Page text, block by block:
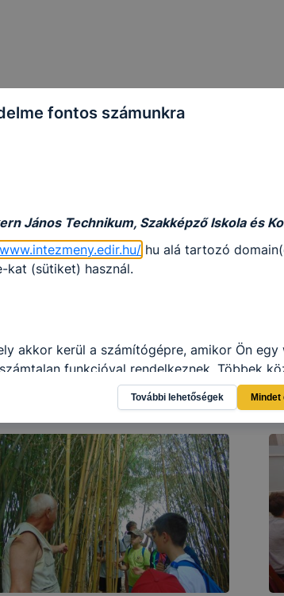
fontos számunkra
János Technikum, Szakképző Iskola és
hu alá tartozó
kat (sütiket) használ.
akkor kerül a számítógépre, amikor Ön egy
funkcióval rendelkeznek. Többek
a látogató egyéni beállításait és
a honlap használatát.
gyűjt és nem tárol személyes
a cookiek nem tudják Önt személy szerint
János Technikum, Szakképző Iskola és
használ?
További lehetőségek Mindet